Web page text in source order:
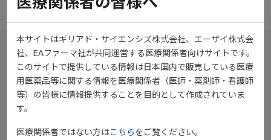
本サイトはギリアド・サイエンシズ株式会社、エーザイ株式会
社、EAファーマ社が共同運営する医療関係者向けサイトです。
このサイトで提供している情報は日本国内で販売している医療
用医薬品等に関する情報を医療関係者（医師・薬剤師・看護師
等）の皆様に情報提供することを目的として作成されていま
す。
医療関係者ではない方はこちらをご覧ください。